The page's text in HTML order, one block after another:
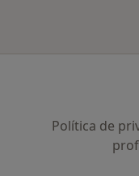
Política de